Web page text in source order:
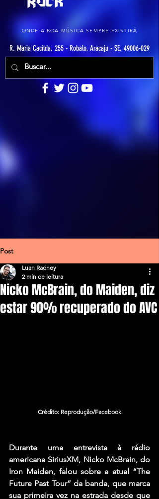
ONDE A BOA MÚSICA SEMPRE EXISTIRÁ
R. Maria Cacilda, 255 - Robalo, Aracaju - SE, 49006-029
Post
Nicko McBrain, do Maiden, diz
estar 90% recuperado do AVC
Luan Radney
2 min de leitura
Crédito: Reprodução/Facebook
Durante uma entrevista à rádio
americana SiriusXM, Nicko McBrain, do
Iron Maiden, falou sobre a atual “The
Future Past Tour” da banda, que marca
sua primeira vez na estrada desde que